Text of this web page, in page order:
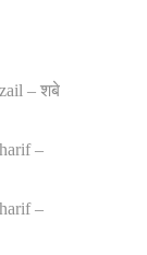
– शबे
–
–